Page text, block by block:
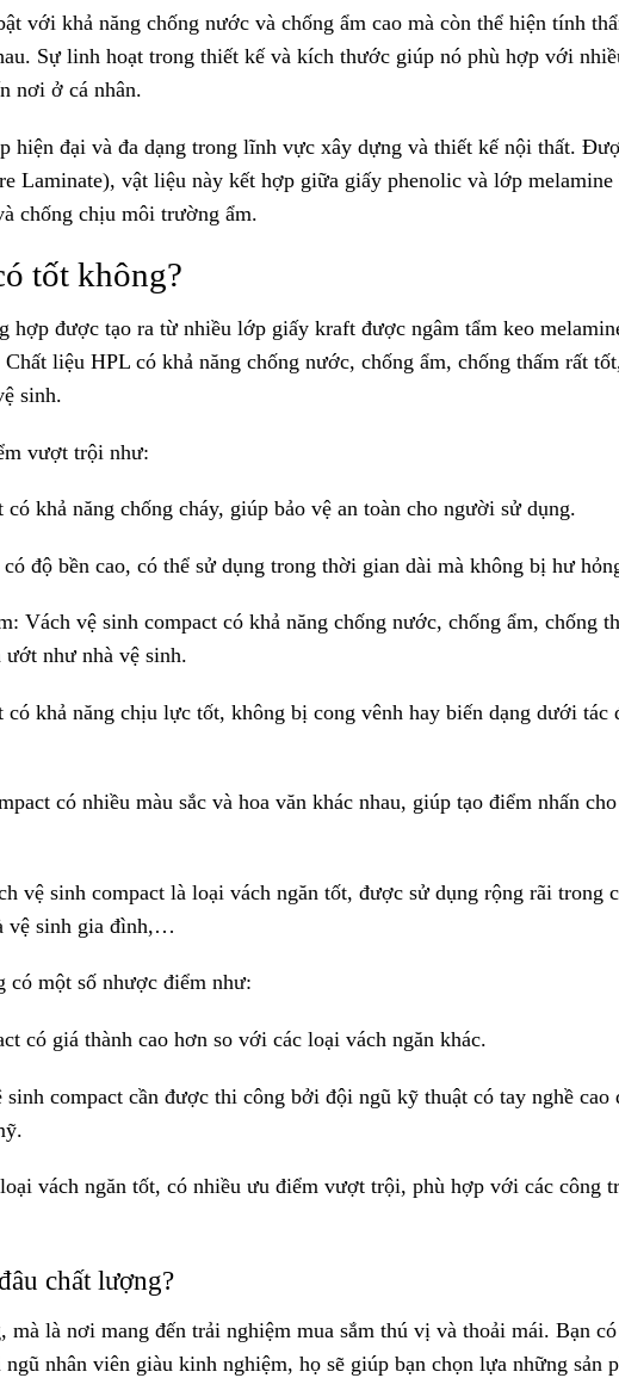
với khả năng chống nước và chống ẩm cao mà còn thể hiện tính
Sự linh hoạt trong thiết kế và kích thước giúp nó phù hợp với
nơi ở cá nhân.
hiện đại và đa dạng trong lĩnh vực xây dựng và thiết kế nội thất.
Laminate), vật liệu này kết hợp giữa giấy phenolic và lớp melamine
chống chịu môi trường ẩm.
tốt không?
hợp được tạo ra từ nhiều lớp giấy kraft được ngâm tẩm keo
liệu HPL có khả năng chống nước, chống ẩm, chống thấm rất
sinh.
vượt trội như:
khả năng chống cháy, giúp bảo vệ an toàn cho người sử dụng.
độ bền cao, có thể sử dụng trong thời gian dài mà không bị hư
Vách vệ sinh compact có khả năng chống nước, chống ẩm, chống
như nhà vệ sinh.
khả năng chịu lực tốt, không bị cong vênh hay biến dạng dưới tác
có nhiều màu sắc và hoa văn khác nhau, giúp tạo điểm nhấn cho
vệ sinh compact là loại vách ngăn tốt, được sử dụng rộng rãi trong
vệ sinh gia đình,…
có một số nhược điểm như:
có giá thành cao hơn so với các loại vách ngăn khác.
compact cần được thi công bởi đội ngũ kỹ thuật có tay nghề cao
vách ngăn tốt, có nhiều ưu điểm vượt trội, phù hợp với các công
chất lượng?
là nơi mang đến trải nghiệm mua sắm thú vị và thoải mái. Bạn
nhân viên giàu kinh nghiệm, họ sẽ giúp bạn chọn lựa những sản